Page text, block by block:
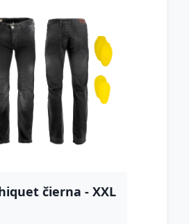
čierna - XXL